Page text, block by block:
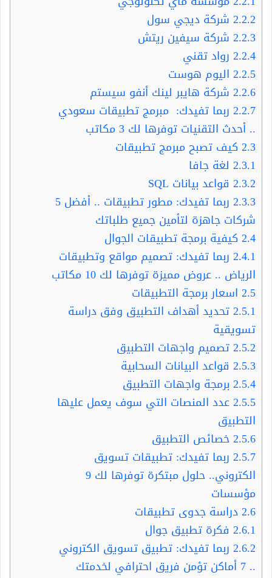
2.2.2 شركة ديجي سول
2.2.3 شركة سيفين ريتش
2.2.4 رواد تقني
2.2.5 اليوم هوست
2.2.6 شركة هايبر لينك أنفو سيستم
2.2.7 ربما تفيدك: مبرمج تطبيقات سعودي
.. أحدث التقنيات توفرها لك 3 مكاتب
2.3 كيف تصبح مبرمج تطبيقات
2.3.1 لغة جافا
2.3.2 قواعد بيانات SQL
2.3.3
ربما تفيدك: مطور تطبيقات .. أفضل 5
شركات جاهزة لتأمين جميع طلباتك
2.4 كيفية برمجة تطبيقات الجوال
2.4.1 ربما تفيدك: تصميم مواقع وتطبيقات
الرياض .. عروض مميزة توفرها لك 10 مكاتب
2.5 اسعار برمجة التطبيقات
2.5.1تحديد أهداف التطبيق وفق دراسة
تسويقية
2.5.2تصميم واجهات التطبيق
2.5.3 قواعد البيانات السحابية
2.5.4 برمجة واجهات التطبيق
2.5.5عدد المنصات التي سوف يعمل عليها
التطبيق
2.5.6خصائص التطبيق
2.5.7 ربما تفيدك: تطبيقات تسويق
الكتروني.. حلول مبتكرة توفرها لك 9
مؤسسات
2.6دراسة جدوى تطبيقات
2.6.1 فكرة تطبيق جوال
2.6.2 ربما تفيدك: تطبيق تسويق الكتروني
.. 7 أماكن تؤمن فريق احترافي لخدمتك